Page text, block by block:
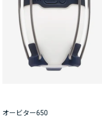
オービター650